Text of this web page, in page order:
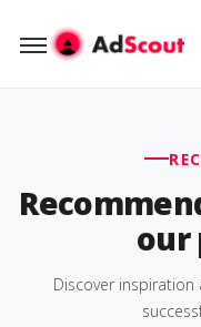
our
Discover